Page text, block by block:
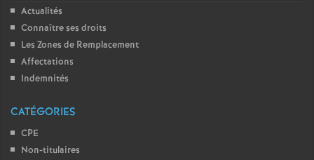
Actualités
Connaître ses droits
Les Zones de Remplacement
Affectations
Indemnités
CATÉGORIES
CPE
Non-titulaires